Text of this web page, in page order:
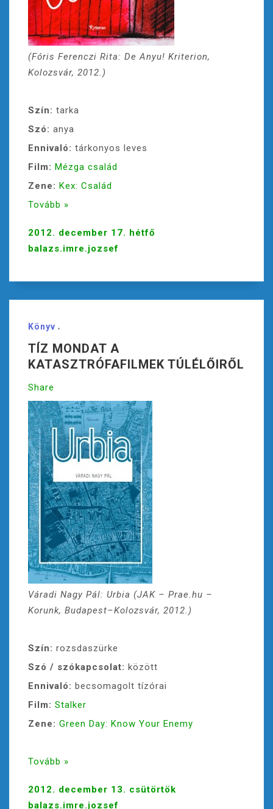
(Fóris Ferenczi Rita: De Anyu! Kriterion,
Kolozsvár, 2012.)
Szín: tarka
Szó: anya
Ennivaló: tárkonyos leves
Film: Mézga család
Zene: Kex: Család
Tovább »
2012. december 17. hétfő
balazs.imre.jozsef
Könyv
TÍZ MONDAT A
KATASZTRÓFAFILMEK TÚLÉLŐIRŐL
Share
Váradi Nagy Pál: Urbia (JAK – Prae.hu –
Korunk, Budapest–Kolozsvár, 2012.)
Szín: rozsdaszürke
Szó / szókapcsolat: között
Ennivaló: becsomagolt tízórai
Film: Stalker
Zene: Green Day: Know Your Enemy
Tovább »
2012. december 13. csütörtök
balazs.imre.jozsef